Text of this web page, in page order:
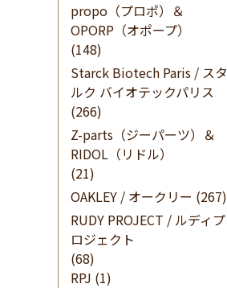
propo（プロポ）＆
OPORP（オポープ）
(148)
Starck Biotech Paris / スタ
ルク バイオテックパリス
(266)
Z-parts（ジーパーツ）＆
RIDOL（リドル）
(21)
OAKLEY / オークリー (267)
RUDY PROJECT / ルディプ
ロジェクト
(68)
RPJ (1)